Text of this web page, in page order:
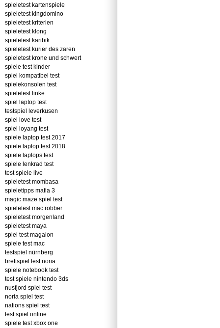
spieletest kartenspiele
spieletest kingdomino
spieletest kriterien
spieletest klong
spieletest karibik
spieletest kurier des zaren
spieletest krone und schwert
spiele test kinder
spiel kompatibel test
spielekonsolen test
spieletest linke
spiel laptop test
testspiel leverkusen
spiel love test
spiel loyang test
spiele laptop test 2017
spiele laptop test 2018
spiele laptops test
spiele lenkrad test
test spiele live
spieletest mombasa
spieletipps mafia 3
magic maze spiel test
spieletest mac robber
spieletest morgenland
spieletest maya
spiel test magalon
spiele test mac
testspiel nürnberg
brettspiel test noria
spiele notebook test
test spiele nintendo 3ds
nusfjord spiel test
noria spiel test
nations spiel test
test spiel online
spiele test xbox one